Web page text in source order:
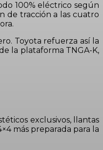
100% eléctrico según
de tracción a las cuatro
Toyota refuerza así la
la plataforma TNGA-K,
exclusivos, llantas
más preparada para la